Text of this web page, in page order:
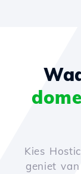
Kies
geniet